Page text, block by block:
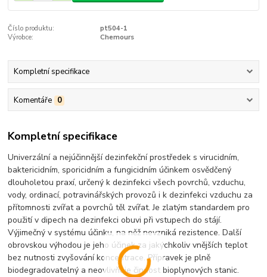
Číslo produktu:
pt504-1
Výrobce:
Chemours
Kompletní specifikace
Komentáře 0
Kompletní specifikace
Univerzální a nejúčinnější dezinfekční prostředek s virucidním,
baktericidním, sporicidním a fungicidním účinkem osvědčený
dlouholetou praxí, určený k dezinfekci všech povrchů, vzduchu,
vody, ordinací, potravinářských provozů i k dezinfekci vzduchu za
přítomnosti zvířat a povrchů těl zvířat. Je zlatým standardem pro
použití v dipech na dezinfekci obuvi při vstupech do stájí.
Výjimečný v systému účinku, na něž nevzniká rezistence. Další
obrovskou výhodou je jeho účinek za jakýchkoliv vnějších teplot
bez nutnosti zvyšování koncentrace. Přípravek je plně
biodegradovatelný a neovlivňuje činnost bioplynových stanic.